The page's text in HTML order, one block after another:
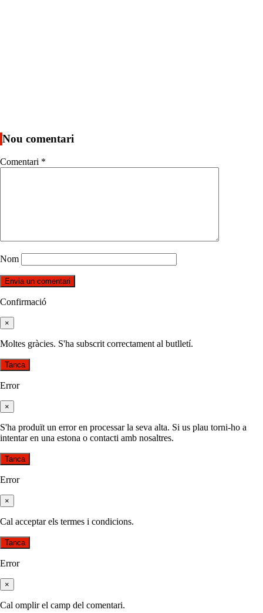
Nou comentari
Comentari *
Nom
Confirmació
×
Moltes gràcies. S'ha subscrit correctament al butlletí.
Tanca
Error
×
S'ha produït un error en processar la seva alta. Si us plau torni-ho a
intentar en una estona o contacti amb nosaltres.
Tanca
Error
×
Cal acceptar els termes i condicions.
Tanca
Error
×
Cal omplir el camp del comentari.